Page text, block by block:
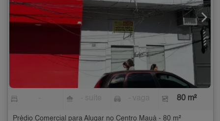
80 m²
Prédio Comercial para Alugar no Centro Mauá - 80 m²